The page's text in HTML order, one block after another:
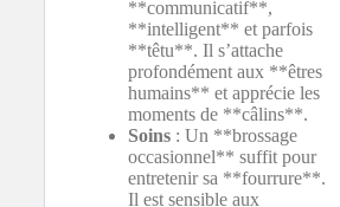
**communicatif**,
**intelligent** et parfois
**têtu**. Il s’attache
profondément aux **êtres
humains** et apprécie les
moments de **câlins**.
Soins : Un **brossage
occasionnel** suffit pour
entretenir sa **fourrure**.
Il est sensible aux